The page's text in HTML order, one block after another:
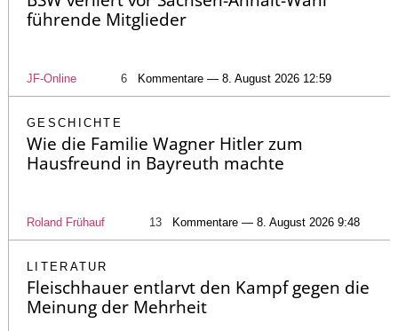
führende Mitglieder
JF-Online 6 Kommentare — 8. August 2026 12:59
GESCHICHTE
Wie die Familie Wagner Hitler zum
Hausfreund in Bayreuth machte
Roland Frühauf 13 Kommentare — 8. August 2026 9:48
LITERATUR
Fleischhauer entlarvt den Kampf gegen die
Meinung der Mehrheit